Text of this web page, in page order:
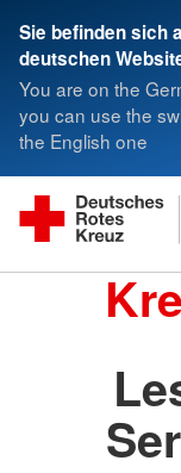
Sie befinden sich
deutschen
You are on the
you can use the
the English one